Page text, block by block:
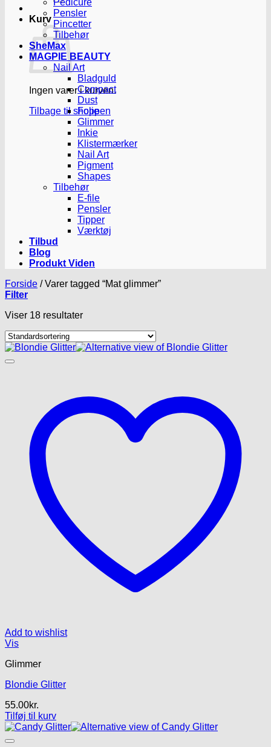
Kurv
Ingen varer i kurven.
Tilbage til shoppen
Pedicure
Pensler
Pincetter
Tilbehør
SheMax
MAGPIE BEAUTY
Nail Art
Bladguld
Compact
Dust
Folie
Glimmer
Inkie
Klistermærker
Nail Art
Pigment
Shapes
Tilbehør
E-file
Pensler
Tipper
Værktøj
Tilbud
Blog
Produkt Viden
Forside /Varer tagged “Mat glimmer”
Filter
Viser 18 resultater
Add to wishlist
Vis
Glimmer
Blondie Glitter
55.00kr.
Tilføj til kurv